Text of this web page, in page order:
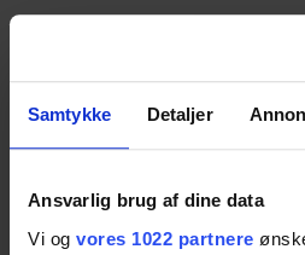
Samtykke Detaljer
Ansvarlig brug af dine data
Vi og vores 1022 partnere
Designed for
Everyday Life.
have the right to a dignified life
freedom to cook, go to the toilet,
if they are wheelchair users.